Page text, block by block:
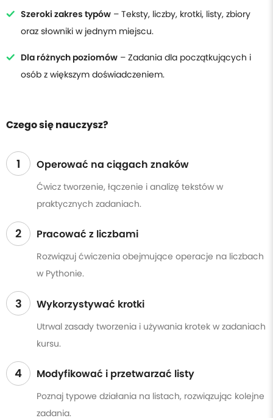
Szeroki zakres typów – Teksty, liczby, krotki, listy, zbiory
oraz słowniki w jednym miejscu.
Dla różnych poziomów – Zadania dla początkujących i
osób z większym doświadczeniem.
Czego się nauczysz?
1 Operować na ciągach znaków
Ćwicz tworzenie, łączenie i analizę tekstów w
praktycznych zadaniach.
2 Pracować z liczbami
Rozwiązuj ćwiczenia obejmujące operacje na liczbach
w Pythonie.
3 Wykorzystywać krotki
Utrwal zasady tworzenia i używania krotek w zadaniach
kursu.
4 Modyfikować i przetwarzać listy
Poznaj typowe działania na listach, rozwiązując kolejne
zadania.